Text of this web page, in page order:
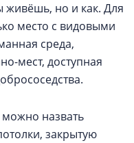
живёшь, но и как. Для
место с видовыми
среда,
мест, доступная
назвать
закрытую